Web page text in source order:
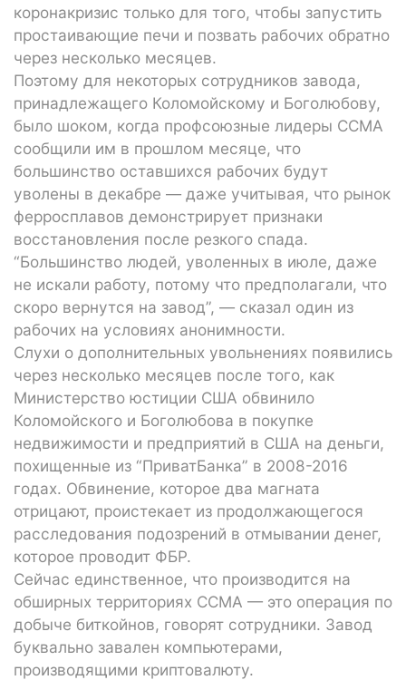
коронакризис только для того, чтобы запустить
простаивающие печи и позвать рабочих обратно
через несколько месяцев.
Поэтому для некоторых сотрудников завода,
принадлежащего Коломойскому и Боголюбову,
было шоком, когда профсоюзные лидеры CCMA
сообщили им в прошлом месяце, что
большинство оставшихся рабочих будут
уволены в декабре — даже учитывая, что рынок
ферросплавов демонстрирует признаки
восстановления после резкого спада.
“Большинство людей, уволенных в июле, даже
не искали работу, потому что предполагали, что
скоро вернутся на завод”, — сказал один из
рабочих на условиях анонимности.
Слухи о дополнительных увольнениях появились
через несколько месяцев после того, как
Министерство юстиции США обвинило
Коломойского и Боголюбова в покупке
недвижимости и предприятий в США на деньги,
похищенные из “ПриватБанка” в 2008-2016
годах. Обвинение, которое два магната
отрицают, проистекает из продолжающегося
расследования подозрений в отмывании денег,
которое проводит ФБР.
Сейчас единственное, что производится на
обширных территориях CCMA — это операция по
добыче биткойнов, говорят сотрудники. Завод
буквально завален компьютерами,
производящими криптовалюту.